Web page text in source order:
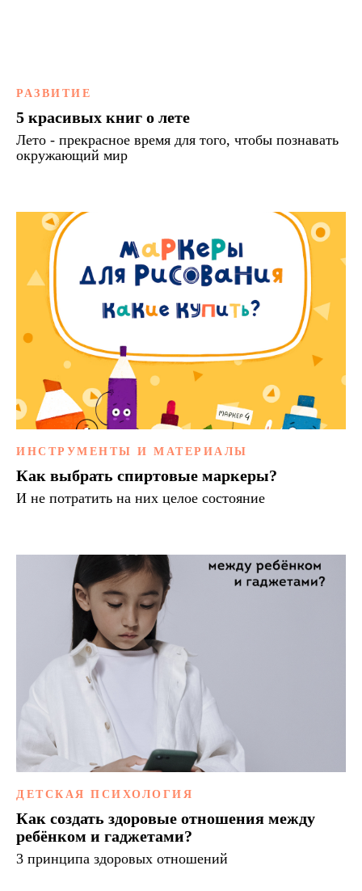
РАЗВИТИЕ
5 красивых книг о лете
Лето - прекрасное время для того, чтобы познавать
окружающий мир
ИНСТРУМЕНТЫ И МАТЕРИАЛЫ
Как выбрать спиртовые маркеры?
И не потратить на них целое состояние
ДЕТСКАЯ ПСИХОЛОГИЯ
Как создать здоровые отношения между
ребёнком и гаджетами?
3 принципа здоровых отношений